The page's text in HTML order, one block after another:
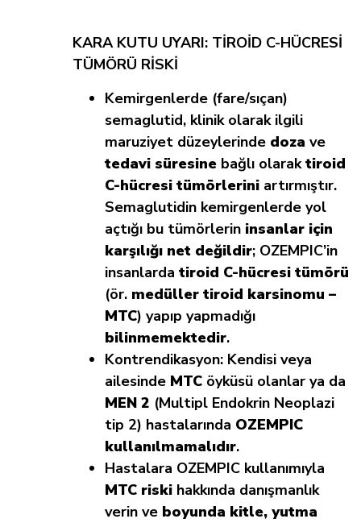
KARA KUTU UYARI: TİROİD C-HÜCRESİ
TÜMÖRÜ RİSKİ
Kemirgenlerde (fare/sıçan)
semaglutid, klinik olarak ilgili
maruziyet düzeylerinde doza ve
tedavi süresine bağlı olaraktiroid
C-hücresi tümörlerini artırmıştır.
Semaglutidin kemirgenlerde yol
açtığı bu tümörlerin insanlar için
karşılığı net değildir; OZEMPIC’in
insanlarda tiroid C-hücresi tümörü
(ör. medüller tiroid karsinomu –
MTC) yapıp yapmadığı
bilinmemektedir.
Kontrendikasyon: Kendisi veya
ailesinde MTC öyküsü olanlar ya da
MEN 2 (Multipl Endokrin Neoplazi
tip 2) hastalarında OZEMPIC
kullanılmamalıdır.
Hastalara OZEMPIC kullanımıyla
MTC riski hakkında danışmanlık
verin ve boyunda kitle, yutma